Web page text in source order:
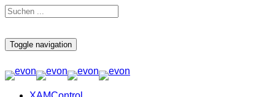
Toggle navigation